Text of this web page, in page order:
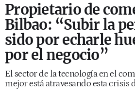
Propietario de
Bilbao: “Subir la
sido por echarle
por el negocio”
El sector de la tecnología en el
mejor está atravesando esta crisis